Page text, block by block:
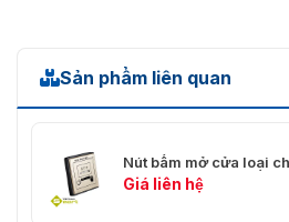
Sản phẩm liên quan
Nút bấm mở cửa loại
Giá liên hệ